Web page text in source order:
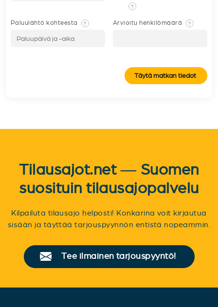
?
Paluulähtö kohteesta ? Arvioitu henkilömäärä ?
Täytä matkan tiedot
Tilausajot.net — Suomen
suosituin tilausajopalvelu
Kilpailuta tilausajo helposti! Konkarina voit kirjautua
sisään ja täyttää tarjouspyynnön entistä nopeammin.
Tee ilmainen tarjouspyyntö!